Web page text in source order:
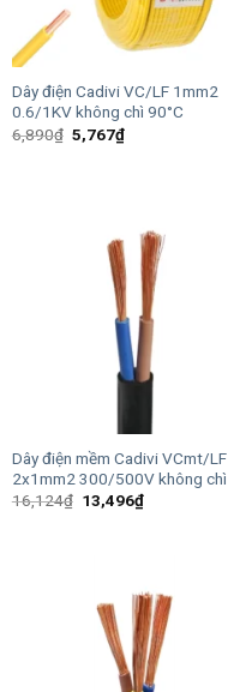
Dây điện Cadivi VC/LF 1mm2
0.6/1KV không chì 90°C
6,890₫ Giá
gốc
5,767₫Giá
hiện
Dây điện mềm Cadivi VCmt/LF
2x1mm2 300/500V không chì
16,124₫ Giá
gốc
13,496₫Giá
hiện